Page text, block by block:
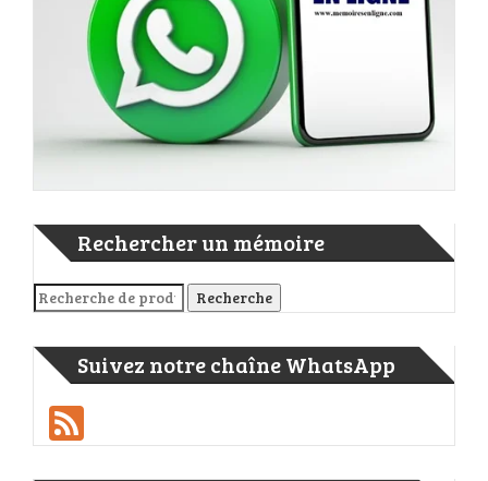
Rechercher un mémoire
Recherche pour : Recherche
Suivez notre chaîne WhatsApp